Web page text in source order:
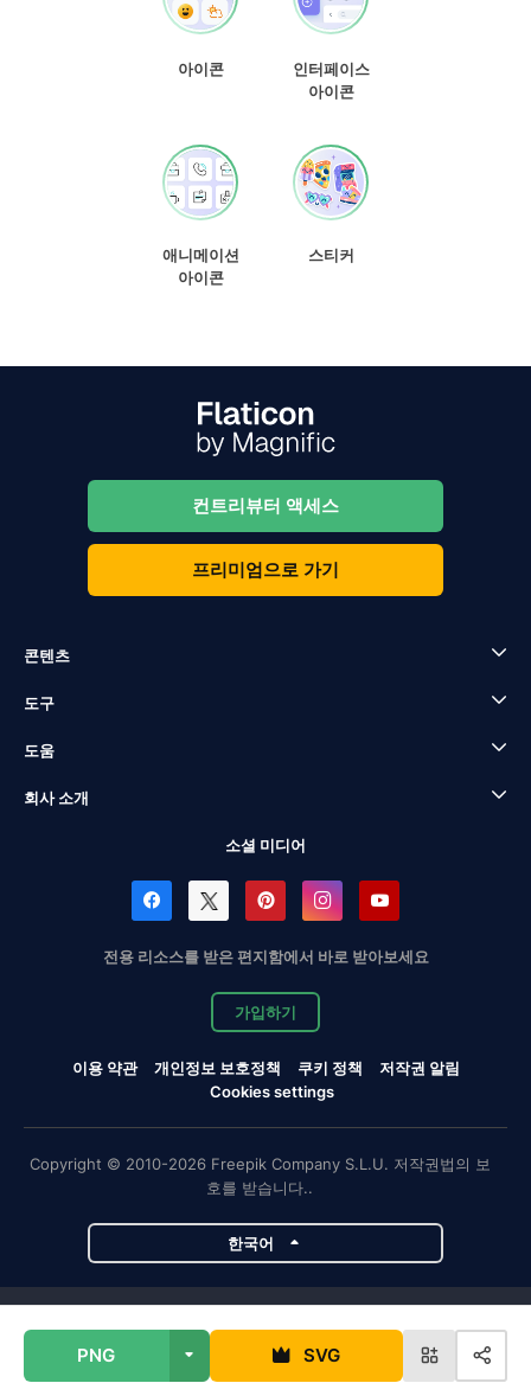
PNG SVG
아이콘
인터페이스
아이콘
애니메이션
아이콘
스티커
컨트리뷰터 액세스
프리미엄으로 가기
콘텐츠
도구
도움
회사 소개
소셜 미디어
전용 리소스를 받은 편지함에서 바로 받아보세요
가입하기
이용 약관 개인정보 보호정책 쿠키 정책
저작권 알림
Cookies settings
Copyright © 2010-2026 Freepik Company S.L.U. 저작권법의 보
호를 받습니다..
한국어